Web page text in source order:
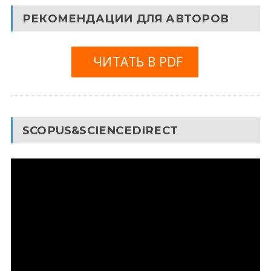
РЕКОМЕНДАЦИИ ДЛЯ АВТОРОВ
ЧИТАТЬ В PDF
SCOPUS&SCIENCEDIRECT